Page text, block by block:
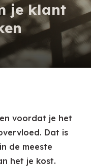
je klant
voordat je het
Dat is
de meeste
het je kost.